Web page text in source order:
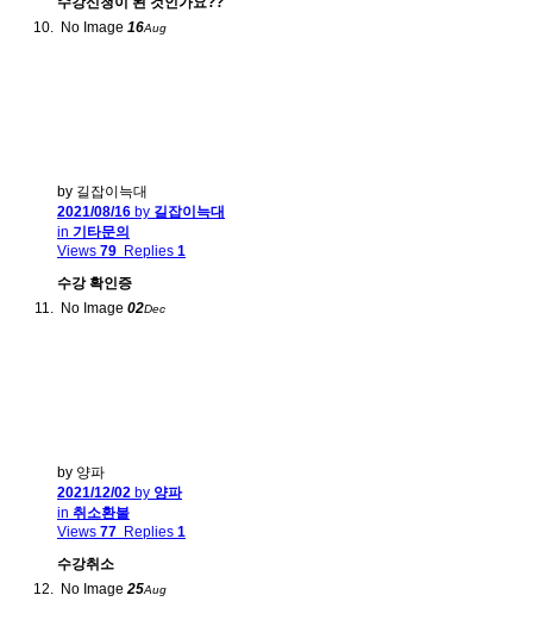
No Image 16Aug
by 길잡이늑대
2021/08/16 by 길잡이늑대
in 기타문의
Views 79 Replies 1
수강 확인증
No Image 02Dec
by 양파
2021/12/02 by 양파
in 취소환불
Views 77 Replies 1
수강취소
No Image 25Aug